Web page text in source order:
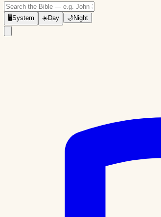
🖥System ☀️Day 🌙Night